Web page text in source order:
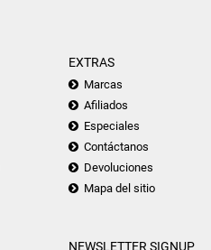
EXTRAS
Marcas
Afiliados
Especiales
Contáctanos
Devoluciones
Mapa del sitio
NEWSLETTER SIGNUP